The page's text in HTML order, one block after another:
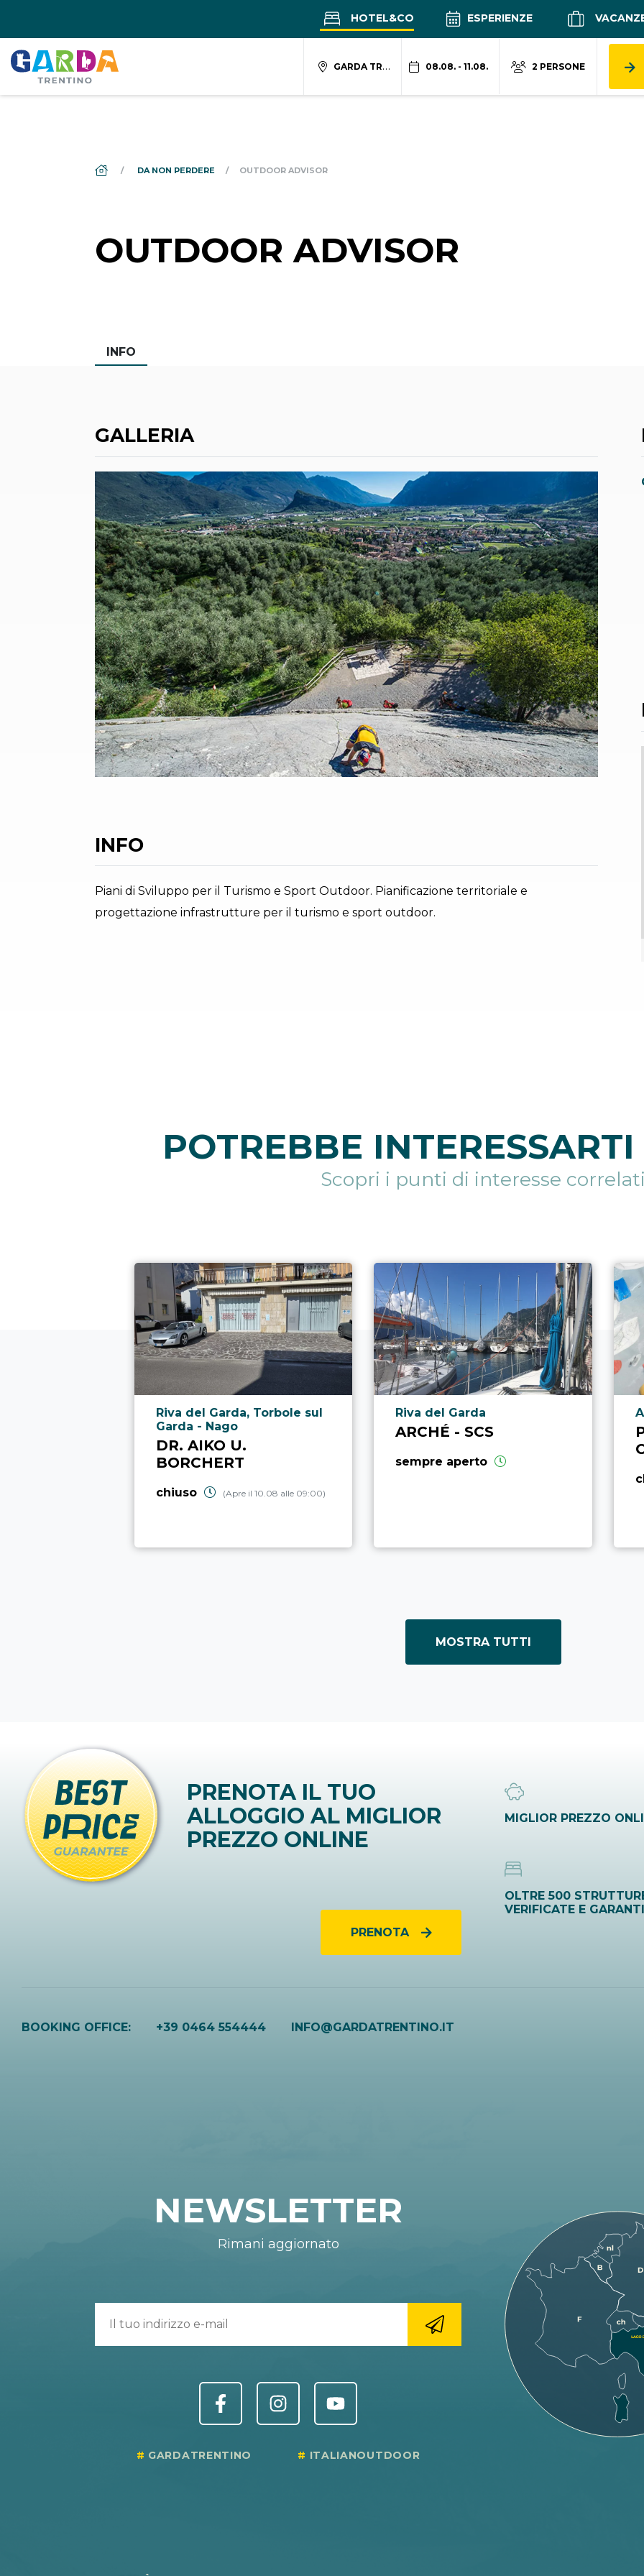
HOTEL&CO ESPERIENZE
GARDA TRENTINO 08.08. - 11.08. 2 PERSONE
DS_BREADCRUMB.HOME
DA NON PERDERE OUTDOOR ADVISOR
OUTDOOR ADVISOR
INFO
GALLERIA
INFO
Piani di Sviluppo per il Turismo e Sport Outdoor. Pianificazione territoriale e
progettazione infrastrutture per il turismo e sport outdoor.
POTREBBE
Scopri i punti di interesse correlati
Località punto di interesse
Riva del Garda, Torbole sul
Garda - Nago
DR. AIKO U.
BORCHERT
chiuso (Apre il 10.08 alle 09:00)
Località punto di interesse
Riva del Garda
ARCHÉ - SCS
sempre aperto
MOSTRA TUTTI
PRENOTA IL TUO
ALLOGGIO AL MIGLIOR
PREZZO ONLINE
PRENOTA
MIGLIOR PREZZO
OLTRE 500
VERIFICATE E
BOOKING OFFICE: +39 0464 554444 INFO@GARDATRENTINO.IT
NEWSLETTER
Rimani aggiornato
GARDATRENTINO ITALIANOUTDOOR